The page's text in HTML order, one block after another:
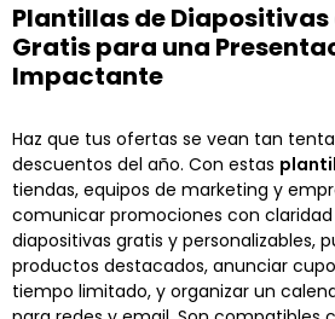
Plantillas de
Gratis para una
Impactante
Haz que tus ofertas se vean tan
descuentos del año. Con estas
tiendas, equipos de marketing y
comunicar promociones con claridad
diapositivas gratis y personalizables,
productos destacados, anunciar
tiempo limitado, y organizar un